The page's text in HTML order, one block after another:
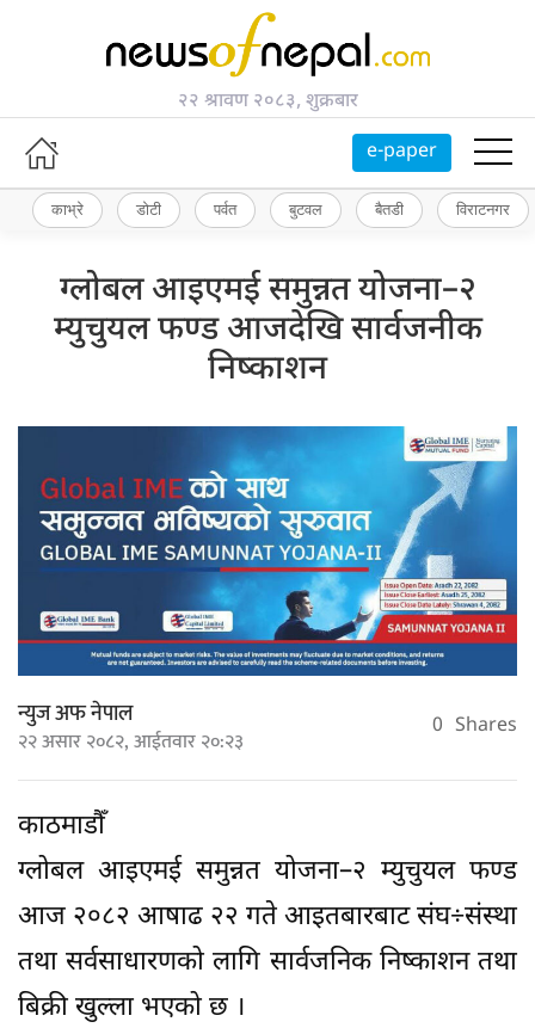
२२ श्रावण २०८३, शुक्रबार
e-paper
काभ्रे डोटी पर्वत बुटवल बैतडी विराटनगर
ग्लोबल आइएमई समुन्नत योजना–२
म्युचुयल फण्ड आजदेखि सार्वजनीक
निष्काशन
न्युज अफ नेपाल
२२ असार २०८२, आईतवार २०:२३ 0 Shares
काठमाडौँ
ग्लोबल आइएमई समुन्नत योजना–२ म्युचुयल फण्ड
आज २०८२ आषाढ २२ गते आइतबारबाट संघ÷संस्था
तथा सर्वसाधारणको लागि सार्वजनिक निष्काशन तथा
बिक्री खुल्ला भएको छ ।